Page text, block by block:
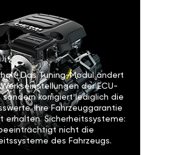
Das Tuning-Modul ändert
der ECU-
sondern korrigiert lediglich die
Ihre Fahrzeuggarantie
erhalten. Sicherheitssysteme:
nicht die
des Fahrzeugs.